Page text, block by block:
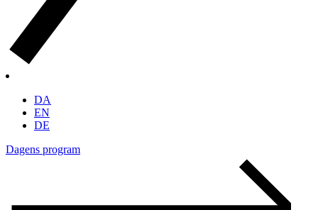
DA
EN
DE
Dagens program